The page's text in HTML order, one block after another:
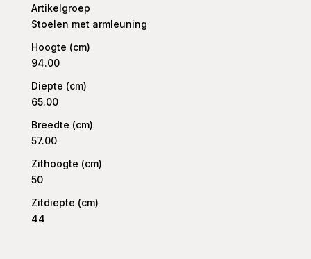
Artikelgroep
Stoelen met armleuning
Hoogte (cm)
94.00
Diepte (cm)
65.00
Breedte (cm)
57.00
Zithoogte (cm)
50
Zitdiepte (cm)
44